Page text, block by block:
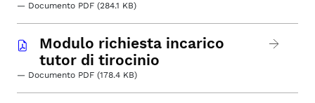
— Documento PDF (284.1 KB)
Modulo richiesta incarico
tutor di tirocinio
— Documento PDF (178.4 KB)